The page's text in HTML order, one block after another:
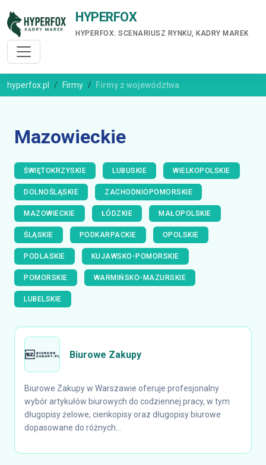
HYPERFOX
HYPERFOX: SCENARIUSZ RYNKU, KADRY MAREK
hyperfox.pl Firmy Firmy z województwa
Mazowieckie
ŚWIĘTOKRZYSKIE LUBUSKIE WIELKOPOLSKIE
DOLNOŚLĄSKIE ZACHODNIOPOMORSKIE
MAZOWIECKIE ŁÓDZKIE MAŁOPOLSKIE
ŚLĄSKIE PODKARPACKIE OPOLSKIE
PODLASKIE KUJAWSKO-POMORSKIE
POMORSKIE WARMIŃSKO-MAZURSKIE
LUBELSKIE
Biurowe Zakupy
Biurowe Zakupy w Warszawie oferuje profesjonalny
wybór artykułów biurowych do codziennej pracy, w tym
długopisy żelowe, cienkopisy oraz długopisy biurowe
dopasowane do różnych...